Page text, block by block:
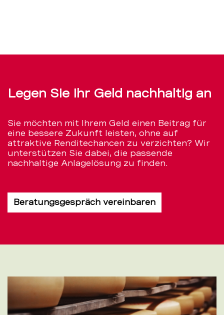
Legen Sie Ihr Geld nachhaltig an
Sie möchten mit Ihrem Geld einen Beitrag für
eine bessere Zukunft leisten, ohne auf
attraktive Renditechancen zu verzichten? Wir
unterstützen Sie dabei, die passende
nachhaltige Anlagelösung zu finden.
Beratungsgespräch vereinbaren